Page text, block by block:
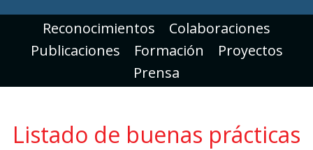
Reconocimientos
Colaboraciones
Publicaciones
Formación
Proyectos
Prensa
Listado de buenas prácticas